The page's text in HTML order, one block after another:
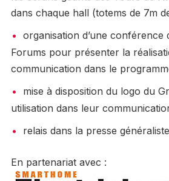
dans chaque hall (totems de 7m
organisation d’une conférence
Forums pour présenter la
communication dans le
mise à disposition du logo du
utilisation dans leur
relais dans la presse
En partenariat avec :